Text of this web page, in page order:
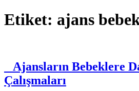
Etiket: ajans
Ajansların Bebeklere
Çalışmaları